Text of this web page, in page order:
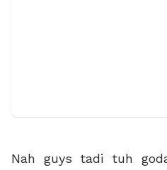
Nah guys tadi tuh